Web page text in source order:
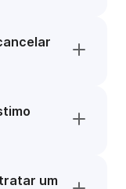
um